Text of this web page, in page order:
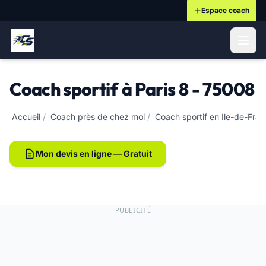
Espace coach
Coach sportif à Paris 8 - 75008
Accueil / Coach près de chez moi / Coach sportif en Ile-de-
Mon devis en ligne — Gratuit
PUBLICITÉ